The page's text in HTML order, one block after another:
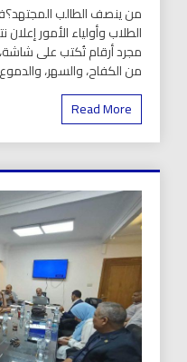
من ينصف الطالب
الطلاب وأولياء الأمور إعلان
مجرد أرقام تُكتب على
من الكفاح، والسهر،
Read More